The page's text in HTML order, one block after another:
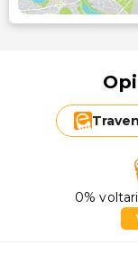
0%